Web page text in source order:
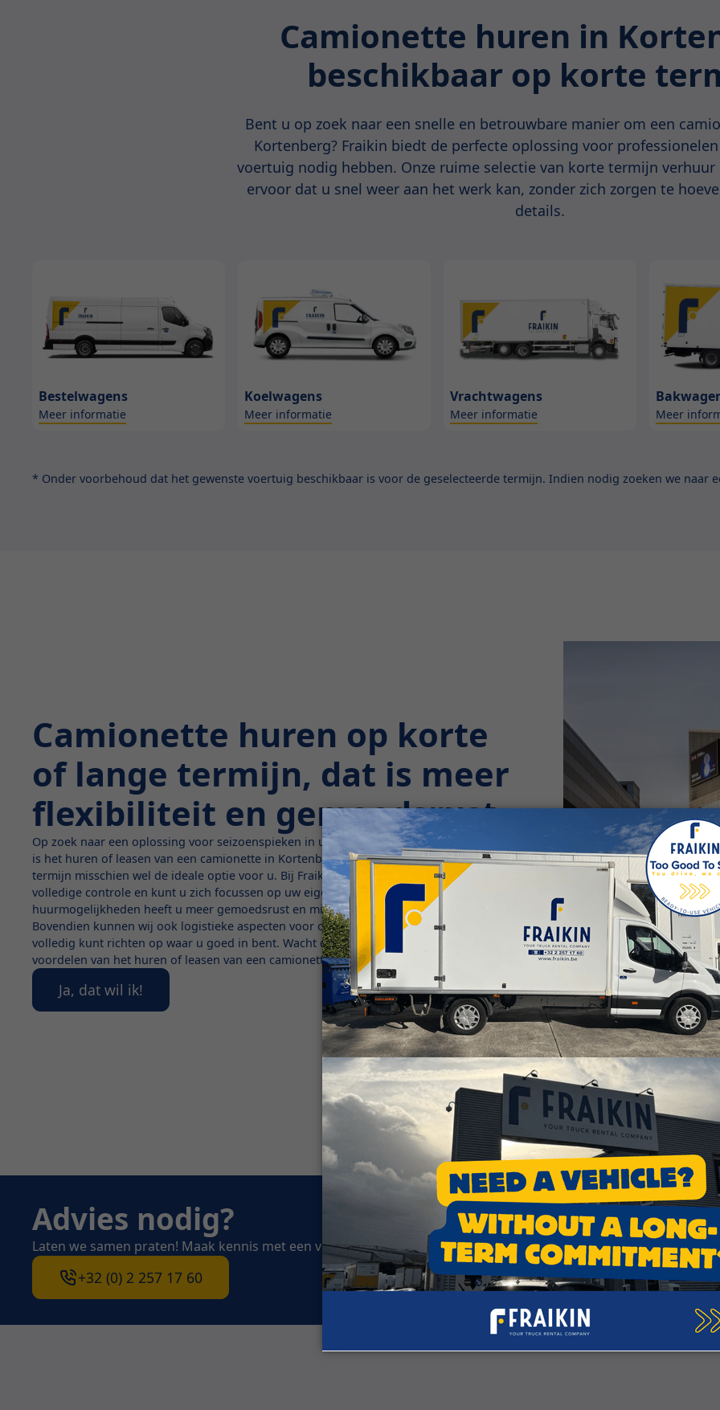
Camionette huren in
beschikbaar op korte
Bent u op zoek naar een snelle en betrouwbare manier om een
Kortenberg? Fraikin biedt de perfecte oplossing voor
voertuig nodig hebben. Onze ruime selectie van korte termijn
ervoor dat u snel weer aan het werk kan, zonder zich zorgen te
details.
Bestelwagens
Meer informatie
Koelwagens
Meer informatie
Vrachtwagens
Meer informatie Meer
* Onder voorbehoud dat het gewenste voertuig beschikbaar is voor de geselecteerde termijn. Indien nodig zoeken we naar
Camionette huren op korte
of lange termijn, dat is meer
flexibiliteit en gemoedsrust
Op zoek naar een oplossing voor seizoenspieken in uw professionele activiteiten? Dan
is het huren of leasen van een camionette in Kortenberg op korte, middellange of lange
termijn misschien wel de ideale optie voor u. Bij Fraikin behoudt u namelijk altijd de
volledige controle en kunt u zich focussen op uw eigen zaak. Met onze flexibele
huurmogelijkheden heeft u meer gemoedsrust en minder administratieve zorgen.
Bovendien kunnen wij ook logistieke aspecten voor onze rekening nemen, zodat u zich
volledig kunt richten op waar u goed in bent. Wacht dus niet langer en ontdek zelf de
voordelen van het huren of leasen van een camionette bij Fraikin in Kortenberg!
Ja, dat wil ik!
Advies nodig?
Laten we samen praten! Maak kennis met een van onze adviseurs en ontdek samen onze oplossingen om u te
+32 (0) 2 257 17 60